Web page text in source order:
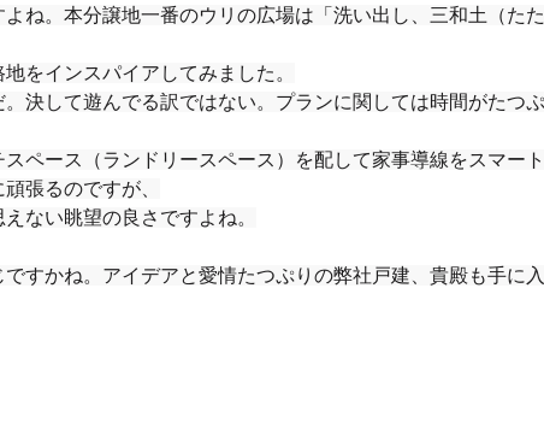
ね。本分譲地一番のウリの広場は「洗い出し、三和土（た
をインスパイアしてみました。
決して遊んでる訳ではない。プランに関しては時間がたつ
ペース（ランドリースペース）を配して家事導線をスマート
張るのですが、
ない眺望の良さですよね。
すかね。アイデアと愛情たつぷりの弊社戸建、貴殿も手に